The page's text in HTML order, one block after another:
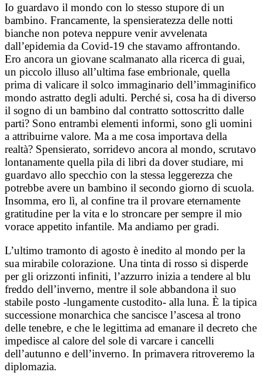
Io guardavo il mondo con lo stesso stupore di un
bambino. Francamente, la spensieratezza delle notti
bianche non poteva neppure venir avvelenata
dall’epidemia da Covid-19 che stavamo affrontando.
Ero ancora un giovane scalmanato alla ricerca di guai,
un piccolo illuso all’ultima fase embrionale, quella
prima di valicare il solco immaginario dell’immaginifico
mondo astratto degli adulti. Perché si, cosa ha di diverso
il sogno di un bambino dal contratto sottoscritto dalle
parti? Sono entrambi elementi informi, sono gli uomini
a attribuirne valore. Ma a me cosa importava della
realtà? Spensierato, sorridevo ancora al mondo, scrutavo
lontanamente quella pila di libri da dover studiare, mi
guardavo allo specchio con la stessa leggerezza che
potrebbe avere un bambino il secondo giorno di scuola.
Insomma, ero lì, al confine tra il provare eternamente
gratitudine per la vita e lo stroncare per sempre il mio
vorace appetito infantile. Ma andiamo per gradi.
L’ultimo tramonto di agosto è inedito al mondo per la
sua mirabile colorazione. Una tinta di rosso si disperde
per gli orizzonti infiniti, l’azzurro inizia a tendere al blu
freddo dell’inverno, mentre il sole abbandona il suo
stabile posto -lungamente custodito- alla luna. È la tipica
successione monarchica che sancisce l’ascesa al trono
delle tenebre, e che le legittima ad emanare il decreto che
impedisce al calore del sole di varcare i cancelli
dell’autunno e dell’inverno. In primavera ritroveremo la
diplomazia.